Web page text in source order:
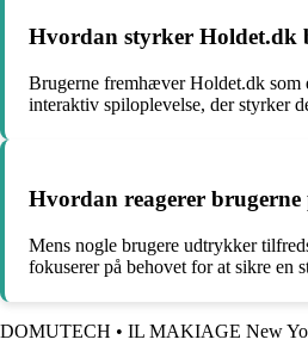
Hvordan styrker Holdet.dk
Brugerne fremhæver Holdet.dk som
interaktiv spiloplevelse, der styrker
Hvordan reagerer
Mens nogle brugere udtrykker
fokuserer på behovet for at sikre en
DOMUTECH • IL MAKIAGE New